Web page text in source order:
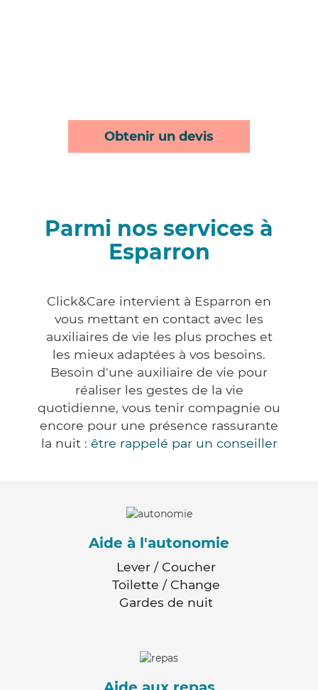
Obtenir un devis
Parmi nos services à
Esparron
Click&Care intervient à Esparron en
vous mettant en contact avec les
auxiliaires de vie les plus proches et
les mieux adaptées à vos besoins.
Besoin d'une auxiliaire de vie pour
réaliser les gestes de la vie
quotidienne, vous tenir compagnie ou
encore pour une présence rassurante
la nuit : être rappelé par un conseiller
Aide à l'autonomie
Lever / Coucher
Toilette / Change
Gardes de nuit